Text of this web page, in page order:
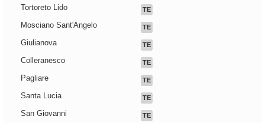
Tortoreto Lido TE
Mosciano Sant'Angelo TE
Giulianova TE
Colleranesco TE
Pagliare TE
Santa Lucia TE
San Giovanni TE